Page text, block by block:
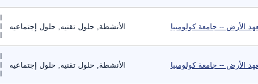
الأرض -- جامعة كولومبيا الأنشطة, حلول تقنيه, حلول إجتماعيه
الأرض -- جامعة كولومبيا الأنشطة, حلول تقنيه, حلول إجتماعيه